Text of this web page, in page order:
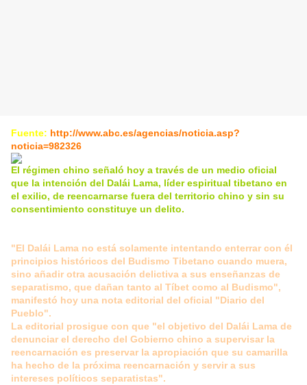
Fuente: http://www.abc.es/agencias/noticia.asp?
noticia=982326
El régimen chino señaló hoy a través de un medio oficial
que la intención del Dalái Lama, líder espiritual tibetano en
el exilio, de reencarnarse fuera del territorio chino y sin su
consentimiento constituye un delito.
"El Dalái Lama no está solamente intentando enterrar con él
principios históricos del Budismo Tibetano cuando muera,
sino añadir otra acusación delictiva a sus enseñanzas de
separatismo, que dañan tanto al Tíbet como al Budismo",
manifestó hoy una nota editorial del oficial "Diario del
Pueblo".
La editorial prosigue con que "el objetivo del Dalái Lama de
denunciar el derecho del Gobierno chino a supervisar la
reencarnación es preservar la apropiación que su camarilla
ha hecho de la próxima reencarnación y servir a sus
intereses políticos separatistas".